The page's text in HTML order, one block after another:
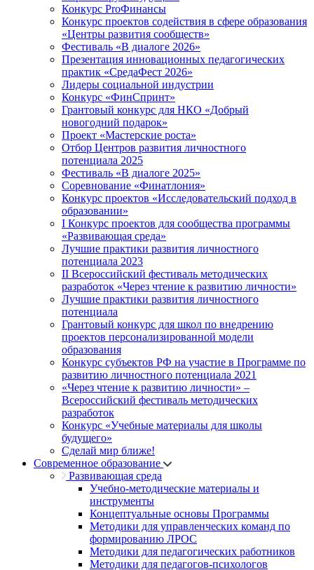
Конкурс ProФинансы
Конкурс проектов содействия в сфере образования
«Центры развития сообществ»
Фестиваль «В диалоге 2026»
Презентация инновационных педагогических
практик «СредаФест 2026»
Лидеры социальной индустрии
Конкурс «ФинСпринт»
Грантовый конкурс для НКО «Добрый
новогодний подарок»
Проект «Мастерские роста»
Отбор Центров развития личностного
потенциала 2025
Фестиваль «В диалоге 2025»
Соревнование «Финатлония»
Конкурс проектов «Исследовательский подход в
образовании»
I Конкурс проектов для сообщества программы
«Развивающая среда»
Лучшие практики развития личностного
потенциала 2023
II Всероссийский фестиваль методических
разработок «Через чтение к развитию личности»
Лучшие практики развития личностного
потенциала
Грантовый конкурс для школ по внедрению
проектов персонализированной модели
образования
Конкурс субъектов РФ на участие в Программе по
развитию личностного потенциала 2021
«Через чтение к развитию личности» –
Всероссийский фестиваль методических
разработок
Конкурс «Учебные материалы для школы
будущего»
Сделай мир ближе!
Современное образование
Развивающая среда
Учебно-методические материалы и
инструменты
Концептуальные основы Программы
Методики для управленческих команд по
формированию ЛРОС
Методики для педагогических работников
Методики для педагогов-психологов